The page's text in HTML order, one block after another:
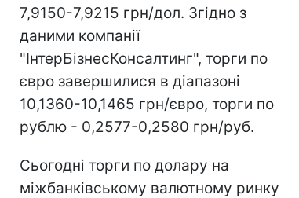
7,9150-7,9215 грн/дол. Згідно з
даними компанії
"ІнтерБізнесКонсалтинг", торги по
євро завершилися в діапазоні
10,1360-10,1465 грн/євро, торги по
рублю - 0,2577-0,2580 грн/руб.
Сьогодні торги по долару на
міжбанківському валютному ринку